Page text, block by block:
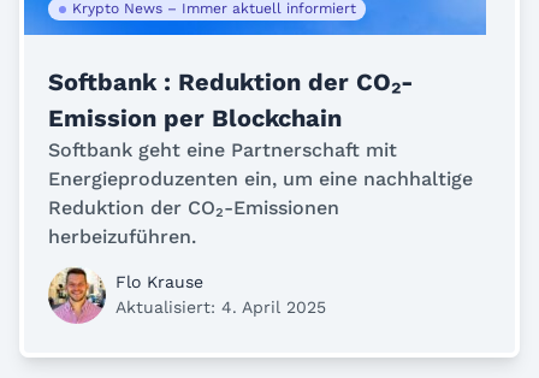
Krypto News – Immer aktuell informiert
Softbank : Reduktion der CO₂-
Emission per Blockchain
Softbank geht eine Partnerschaft mit
Energieproduzenten ein, um eine nachhaltige
Reduktion der CO₂-Emissionen
herbeizuführen.
Flo Krause
Aktualisiert: 4. April 2025